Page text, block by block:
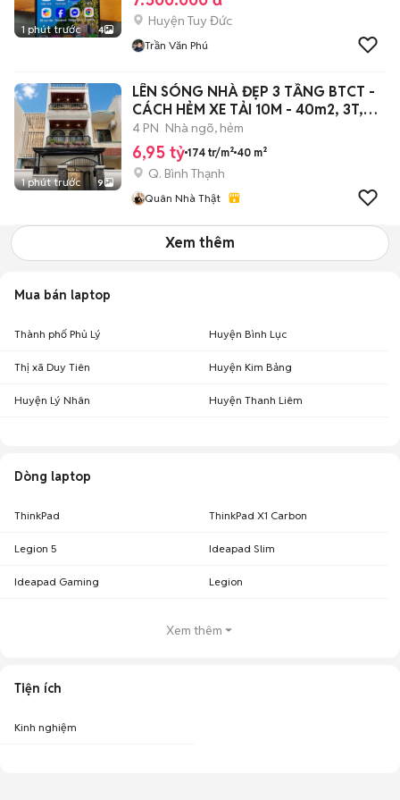
1 phút trước 4
Huyện Tuy Đức
Trần Văn Phú
1 phút trước 9
LÊN SÓNG NHÀ ĐẸP 3 TẦNG BTCT -
CÁCH HẺM XE TẢI 10M - 40m2, 3T,
4PN
4 PN Nhà ngõ, hẻm
6,95 tỷ 174 tr/m² 40 m²
Q. Bình Thạnh
Quân Nhà Thật
Xem thêm
Mua bán laptop
Thành phố Phủ Lý Huyện Bình Lục
Thị xã Duy Tiên Huyện Kim Bảng
Huyện Lý Nhân Huyện Thanh Liêm
Dòng laptop
ThinkPad ThinkPad X1 Carbon
Legion 5 Ideapad Slim
Ideapad Gaming Legion
Xem thêm
Tiện ích
Kinh nghiệm